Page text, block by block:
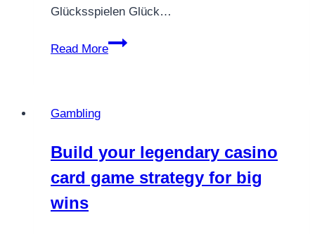
Glücksspielen Glück…
Read More
Entdecke
und
wie
Gambling
Build your legendary casino
card game strategy for big
wins